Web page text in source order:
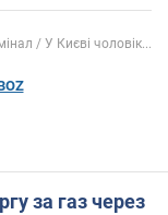
У Києві чоловік...
за газ через